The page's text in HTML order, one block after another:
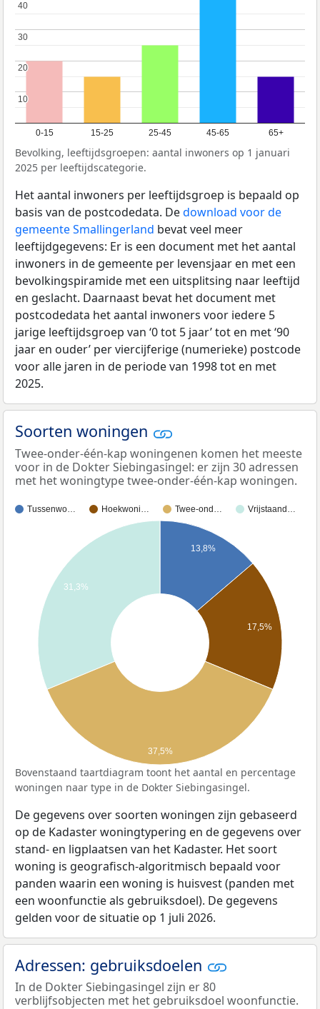
0-15 15-25 25-45 45-65 65+
10
10
20
20
30
30
40
40
Bevolking, leeftijdsgroepen: aantal inwoners op 1 januari
2025 per leeftijdscategorie.
Het aantal inwoners per leeftijdsgroep is bepaald op
basis van de postcodedata. Dedownload voor de
gemeente Smallingerland bevat veel meer
leeftijdgegevens: Er is een document met het aantal
inwoners in de gemeente per levensjaar en met een
bevolkingspiramide met een uitsplitsing naar leeftijd
en geslacht. Daarnaast bevat het document met
postcodedata het aantal inwoners voor iedere 5
jarige leeftijdsgroep van ‘0 tot 5 jaar’ tot en met ‘90
jaar en ouder’ per viercijferige (numerieke) postcode
voor alle jaren in de periode van 1998 tot en met
2025.
Soorten woningen
Twee-onder-één-kap woningenen komen het meeste
voor in de Dokter Siebingasingel: er zijn 30 adressen
met het woningtype twee-onder-één-kap woningen.
Tussenwo… Hoekwoni… Twee-ond… Vrijstaand…
13,8%
17,5%
31,3%
37,5%
Bovenstaand taartdiagram toont het aantal en percentage
woningen naar type in de Dokter Siebingasingel.
De gegevens over soorten woningen zijn gebaseerd
op de Kadaster woningtypering en de gegevens over
stand- en ligplaatsen van het Kadaster. Het soort
woning is geografisch-algoritmisch bepaald voor
panden waarin een woning is huisvest (panden met
een woonfunctie als gebruiksdoel). De gegevens
gelden voor de situatie op 1 juli 2026.
Adressen: gebruiksdoelen
In de Dokter Siebingasingel zijn er 80
verblijfsobjecten met het gebruiksdoel woonfunctie.